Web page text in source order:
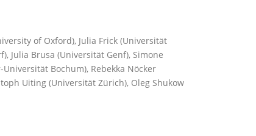
of Oxford), Julia Frick (Universität
Julia Brusa (Universität Genf), Simone
Bochum), Rebekka Nöcker
Uiting (Universität Zürich), Oleg Shukow